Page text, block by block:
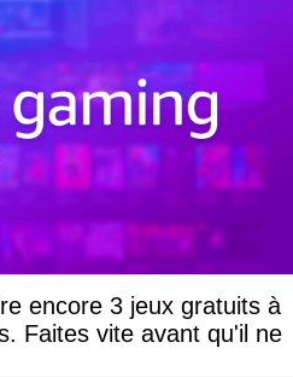
encore 3 jeux gratuits à
Faites vite avant qu'il ne